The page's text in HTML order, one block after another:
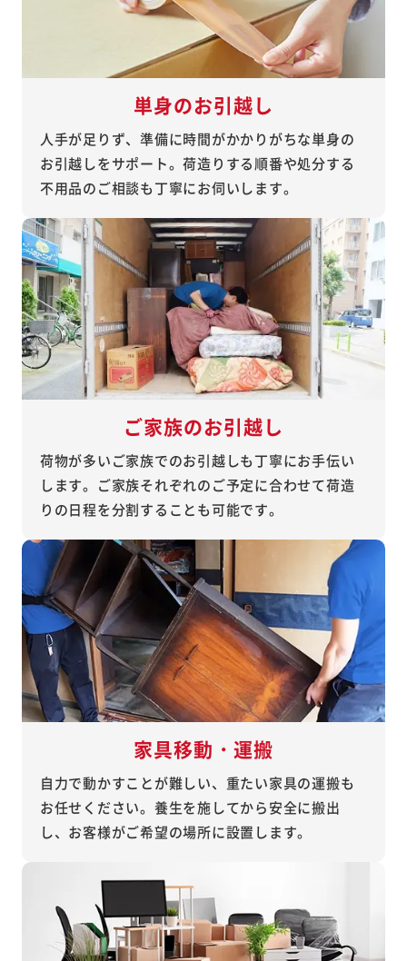
単身のお引越し
人手が足りず、準備に時間がかかりがちな単身の
お引越しをサポート。荷造りする順番や処分する
不用品のご相談も丁寧にお伺いします。
ご家族のお引越し
荷物が多いご家族でのお引越しも丁寧にお手伝い
します。ご家族それぞれのご予定に合わせて荷造
りの日程を分割することも可能です。
家具移動・運搬
自力で動かすことが難しい、重たい家具の運搬も
お任せください。養生を施してから安全に搬出
し、お客様がご希望の場所に設置します。